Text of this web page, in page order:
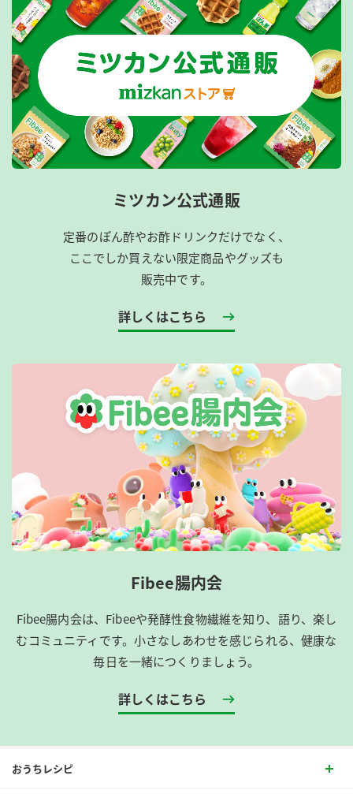
ミツカン公式通販
定番のぽん酢やお酢ドリンクだけでなく、
ここでしか買えない限定商品やグッズも
販売中です。
詳しくはこちら
Fibee腸内会
Fibee腸内会は、​Fibeeや発酵性食物繊維を知り、語り、楽し
むコミュニティです。​小さなしあわせを感じられる、健康な
毎日を一緒につくりましょう。
詳しくはこちら
おうちレシピ